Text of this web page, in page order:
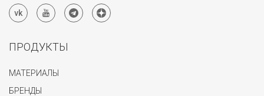
ПРОДУКТЫ
МАТЕРИАЛЫ
БРЕНДЫ